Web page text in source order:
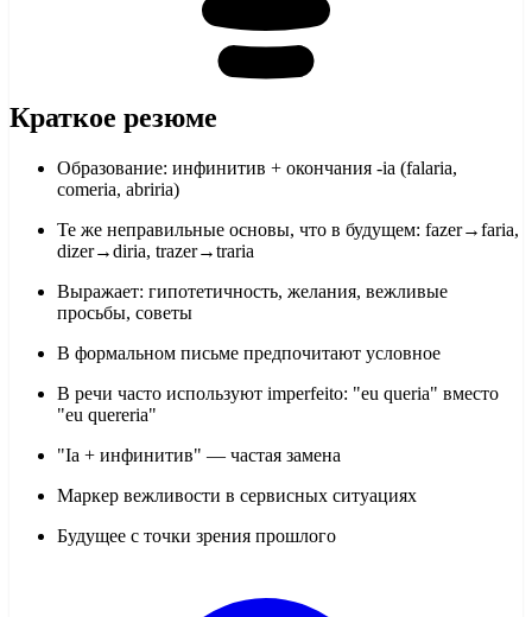
Краткое резюме
Образование: инфинитив + окончания -ia (falaria,
comeria, abriria)
Те же неправильные основы, что в будущем: fazer→faria,
dizer→diria, trazer→traria
Выражает: гипотетичность, желания, вежливые
просьбы, советы
В формальном письме предпочитают условное
В речи часто используют imperfeito: "eu queria" вместо
"eu quereria"
"Ia + инфинитив" — частая замена
Маркер вежливости в сервисных ситуациях
Будущее с точки зрения прошлого